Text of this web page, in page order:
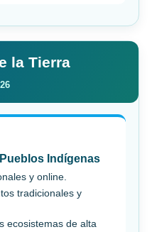
la Tierra
Indígenas
y online.
tradicionales y
ecosistemas de alta